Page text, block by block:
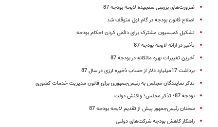
ضرورت‌های بررسی سنجیده لایحه بودجه 87
اصلاح قانون بودجه در گام اول متوقف شد
تشکیل کمیسیون مشترک برای دائمی کردن احکام بودجه
تأخیر در ارائه لایحه بودجه 87
آخرین تغییرات بهره مالکانه در بودجه 87
برداشت 17میلیارد دلار از حساب ذخیره ارزی در سال 87
تذکر نمایندگان مجلس به رئیس‌جمهوری برای قانون مدیریت خدمات کشوری
بودجه 87؛ تذکر مجلس؛ واکنش دولت
سخنان رئیس‌جمهور پیش از تقدیم لایحه بودجه 87
راهکار کاهش بودجه شرکت‌های دولتی